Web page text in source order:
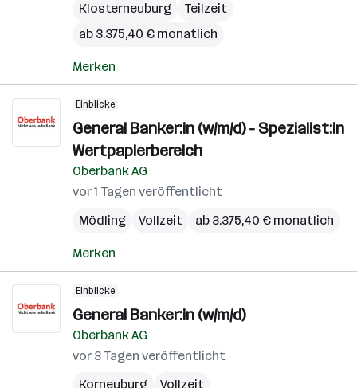
Klosterneuburg
Teilzeit
ab 3.375,40 € monatlich
Merken
Einblicke
General Banker:in (w/m/d) - Spezialist:in
Wertpapierbereich
Oberbank AG
vor 1 Tagen veröffentlicht
Mödling
Vollzeit ab 3.375,40 € monatlich
Merken
Einblicke
General Banker:in (w/m/d)
Oberbank AG
vor 3 Tagen veröffentlicht
Korneuburg
Vollzeit